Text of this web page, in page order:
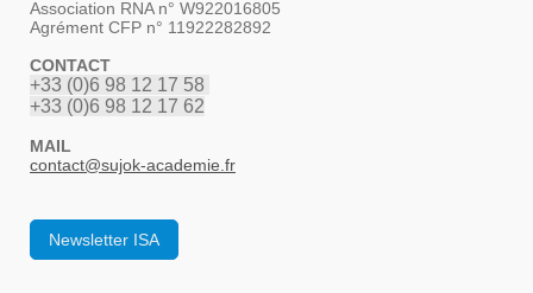
Association RNA n° W922016805
Agrément CFP n° 11922282892
CONTACT
+33 (0)6 98 12 17 58
+33 (0)6 98 12 17 62
MAIL
contact@sujok-academie.fr
Newsletter ISA